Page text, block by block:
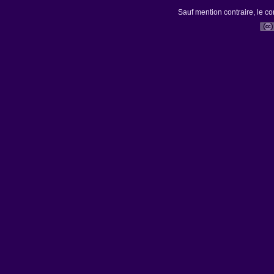
Sauf mention contraire, le